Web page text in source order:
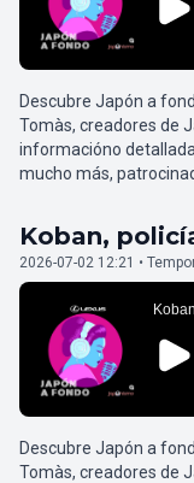
Descubre Japón a
Tomàs, creadores de
informacióno
mucho más,
Koban,
2026-07-02 12:21 •
Descubre Japón a
Tomàs, creadores de